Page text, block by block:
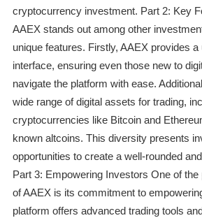
cryptocurrency investment. Part 2: Key
AAEX stands out among other
unique features. Firstly, AAEX provides
interface, ensuring even those new to
navigate the platform with ease.
wide range of digital assets for trading,
cryptocurrencies like Bitcoin and
known altcoins. This diversity presents
opportunities to create a well-rounded
Part 3: Empowering Investors One of
of AAEX is its commitment to
platform offers advanced trading tools